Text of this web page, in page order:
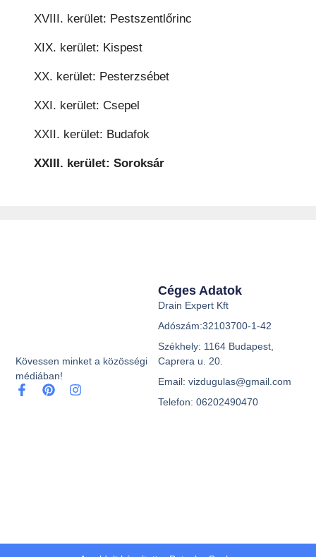
XVIII. kerület: Pestszentlőrinc
XIX. kerület: Kispest
XX. kerület: Pesterzsébet
XXI. kerület: Csepel
XXII. kerület: Budafok
XXIII. kerület: Soroksár
Kövessen minket a közösségi
médiában!
Céges Adatok
Drain Expert Kft
Adószám:32103700-1-42
Székhely: 1164 Budapest,
Caprera u. 20.
Email: vizdugulas@gmail.com
Telefon: 06202490470